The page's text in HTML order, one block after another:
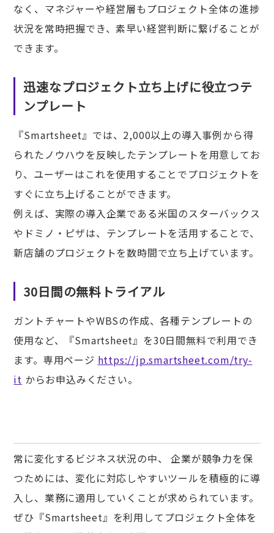
なく、マネジャーや経営層もプロジェクト全体の進捗
状況を常時把握でき、素早い経営判断に繋げることが
できます。
迅速なプロジェクト立ち上げに役立つテ
ンプレート
『Smartsheet』では、2,000以上の導入事例から得
られたノウハウを反映したテンプレートを用意してお
り、ユーザーはこれを使用することでプロジェクトを
すぐに立ち上げることができます。
例えば、実際の導入企業である米国のスターバックス
やドミノ・ピザは、テンプレートを活用することで、
新店舗のプロジェクトを数時間で立ち上げています。
30日間の無料トライアル
ガントチャートやWBSの作成、各種テンプレートの
使用など、『Smartsheet』を30日間無料で利用でき
ます。専用ページ https://jp.smartsheet.com/try-
it からお申込みください。
常に変化するビジネス状況の中、 企業が競争力を保
つためには、変化に対応しやすいツールを積極的に導
入し、業務に適用していくことが求められています。
ぜひ『Smartsheet』を利用してプロジェクト全体を